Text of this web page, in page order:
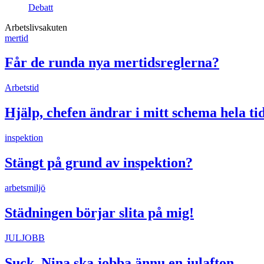
Debatt
Arbetslivsakuten
mertid
Får de runda nya mertidsreglerna?
Arbetstid
Hjälp, chefen ändrar i mitt schema hela
inspektion
Stängt på grund av inspektion?
arbetsmiljö
Städningen börjar slita på mig!
JULJOBB